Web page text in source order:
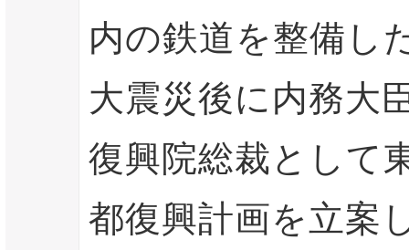
内の鉄道を整備し
大震災後に内務大
復興院総裁として
都復興計画を立案